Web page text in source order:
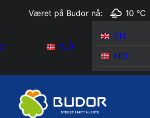
Været på Budor nå: 10 °C
NO
EN
NO